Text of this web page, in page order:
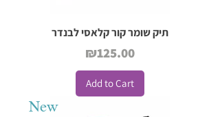
תיק שומר קור קלאסי לבנדר
Price
₪125.00
Add to Cart
New